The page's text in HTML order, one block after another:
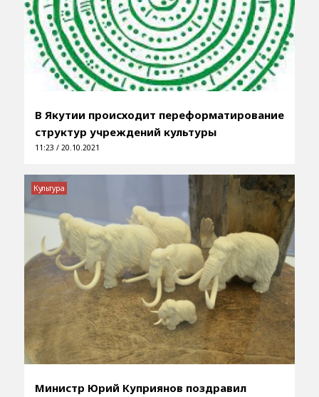
В Якутии происходит переформатирование
структур учреждений культуры
11:23 / 20.10.2021
Министр Юрий Куприянов поздравил
Культура